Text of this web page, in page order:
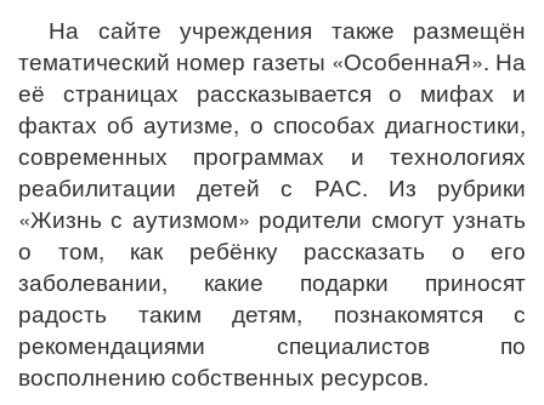
На сайте учреждения также размещён
тематический номер газеты «ОсобеннаЯ». На
её страницах рассказывается о мифах и
фактах об аутизме, о способах диагностики,
современных программах и технологиях
реабилитации детей с РАС. Из рубрики
«Жизнь с аутизмом» родители смогут узнать
о том, как ребёнку рассказать о его
заболевании, какие подарки приносят
радость таким детям, познакомятся с
рекомендациями специалистов по
восполнению собственных ресурсов.